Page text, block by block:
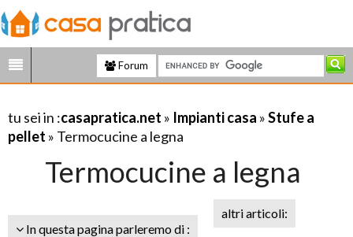
Forum
tu sei in :casapratica.net » Impianti casa »Stufe a
pellet » Termocucine a legna
Termocucine a legna
In questa pagina parleremo di :
altri articoli: